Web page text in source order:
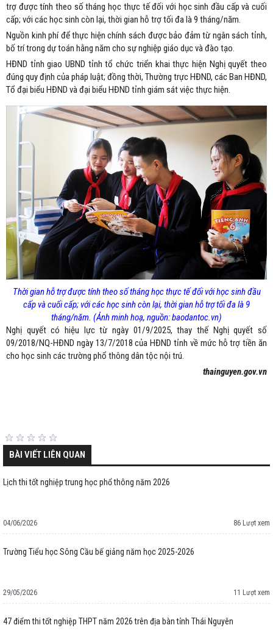
trợ được tính theo số tháng học thực tế đối với học sinh đầu cấp và cuối
cấp; với các học sinh còn lại, thời gian hỗ trợ tối đa là 9 tháng/năm.
Nguồn kinh phí để thực hiện chính sách được bảo đảm từ ngân sách tỉnh,
bố trí trong dự toán hằng năm cho sự nghiệp giáo dục và đào tạo.
HĐND tỉnh giao UBND tỉnh tổ chức triển khai thực hiện Nghị quyết theo
đúng quy định của pháp luật; đồng thời, Thường trực HĐND, các Ban HĐND,
Tổ đại biểu HĐND và đại biểu HĐND tỉnh giám sát việc thực hiện.
Thời gian hỗ trợ được tính theo số tháng học thực tế đối với học sinh đầu
cấp và cuối cấp; với các học sinh còn lại, thời gian hỗ trợ tối đa là 9
tháng/năm. (Ảnh minh hoạ, nguồn: baodantoc.vn)
Nghị quyết có hiệu lực từ ngày 01/9/2025, thay thế Nghị quyết số
09/2018/NQ-HĐND ngày 13/7/2018 của HĐND tỉnh về mức hỗ trợ tiền ăn
cho học sinh các trường phổ thông dân tộc nội trú.
thainguyen.gov.vn
BÀI VIẾT LIÊN QUAN
Lịch thi tốt nghiệp trung học phổ thông năm 2026
04/06/2026 86 Lượt xem
Trường Tiểu học Sông Cầu bế giảng năm học 2025-2026
29/05/2026 11 Lượt xem
47 điểm thi tốt nghiệp THPT năm 2026 trên địa bàn tỉnh Thái Nguyên